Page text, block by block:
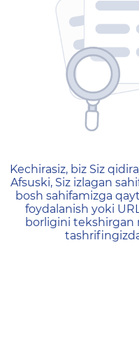
404 —
Kechirasiz, biz Siz
Afsuski, Siz izlagan
bosh sahifamizga
foydalanish yoki
borligini tekshirgan